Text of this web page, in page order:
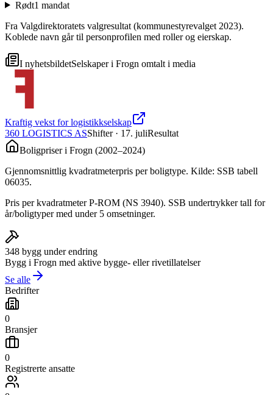
Rødt1 mandat
Fra Valgdirektoratets valgresultat (kommunestyrevalget 2023).
Koblede navn går til personprofilen med roller og eierskap.
I nyhetsbildetSelskaper i Frogn omtalt i media
Kraftig vekst for logistikkselskap
360 LOGISTICS ASShifter· 17. juliResultat
Boligpriser i Frogn (2002–2024)
Gjennomsnittlig kvadratmeterpris per boligtype. Kilde: SSB tabell
06035.
Pris per kvadratmeter P-ROM (NS 3940). SSB undertrykker tall for
år/boligtyper med under 5 omsetninger.
348 bygg under endring
Bygg i Frogn med aktive bygge- eller rivetillatelser
Se alle
Bedrifter
0
Bransjer
0
Registrerte ansatte